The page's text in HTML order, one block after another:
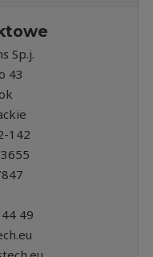
Sp.j.
43
142
49